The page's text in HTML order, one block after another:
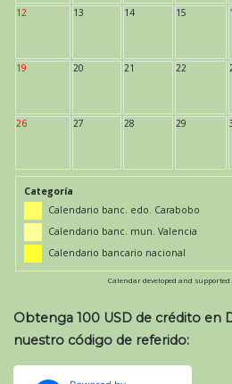
12 13 14 15
19 20 21 22
26 27 28 29
Categoría
Calendario banc. edo. Carabobo
Calendario banc. mun. Valencia
Calendario bancario nacional
Calendar developed and supported
Obtenga 100 USD de crédito en
nuestro código de referido: